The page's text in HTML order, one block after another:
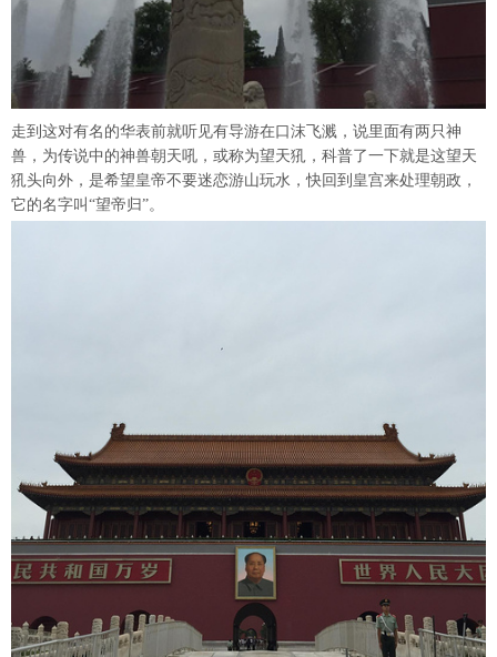
走到这对有名的华表前就听见有导游在口沫飞溅，说里面有两只神
兽，为传说中的神兽朝天吼，或称为望天犼，科普了一下就是这望天
犼头向外，是希望皇帝不要迷恋游山玩水，快回到皇宫来处理朝政，
它的名字叫“望帝归”。